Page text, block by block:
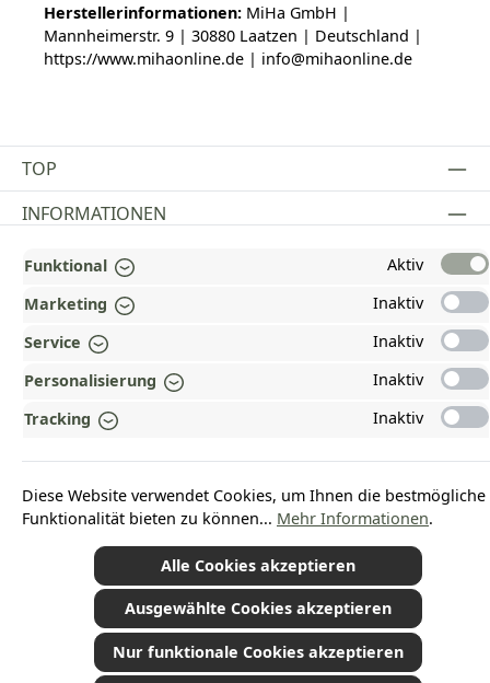
Herstellerinformationen: MiHa GmbH |
Mannheimerstr. 9 | 30880 Laatzen | Deutschland |
https://www.mihaonline.de | info@mihaonline.de
TOP
Vertrag widerrufen
INFORMATIONEN
GESETZLICHE INFORMATIONEN
ZAHLUNGS- UND VERSANDARTEN
AUSGEZEICHNET UND ZERTIFIZIERT!
WARUM HEAD-SHOP.DE?
*Alle Preise inkl. gesetzl. Mehrwertsteuer zzgl.Versandkostenund ggf.
Nachnahmegebühren, wenn nicht anders angegeben.
© 2026 Plamundo GmbH - Alle Rechte vorbehalten. Theme byThemeWare®
Funktional
Aktiv
Marketing
Inaktiv
Service
Inaktiv
Personalisierung
Inaktiv
Tracking
Inaktiv
Diese Website verwendet Cookies, um Ihnen die bestmögliche
Funktionalität bieten zu können... Mehr Informationen.
Alle Cookies akzeptieren
Ausgewählte Cookies akzeptieren
Nur funktionale Cookies akzeptieren